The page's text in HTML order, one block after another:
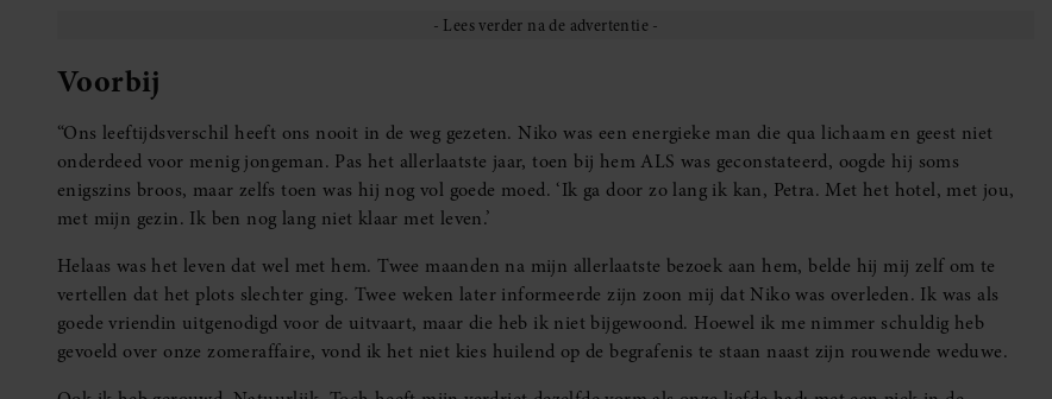
Voorbij
“Ons leeftijdsverschil heeft ons nooit in de weg gezeten. Niko was een energieke man die qua lichaam en geest niet
onderdeed voor menig jongeman. Pas het allerlaatste jaar, toen bij hem ALS was geconstateerd, oogde hij soms
enigszins broos, maar zelfs toen was hij nog vol goede moed. ‘Ik ga door zo lang ik kan, Petra. Met het hotel, met jou,
met mijn gezin. Ik ben nog lang niet klaar met leven.’
Helaas was het leven dat wel met hem. Twee maanden na mijn allerlaatste bezoek aan hem, belde hij mij zelf om te
vertellen dat het plots slechter ging. Twee weken later informeerde zijn zoon mij dat Niko was overleden. Ik was als
goede vriendin uitgenodigd voor de uitvaart, maar die heb ik niet bijgewoond. Hoewel ik me nimmer schuldig heb
gevoeld over onze zomeraffaire, vond ik het niet kies huilend op de begrafenis te staan naast zijn rouwende weduwe.